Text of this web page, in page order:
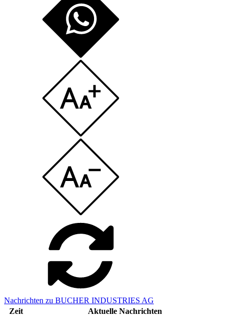
Nachrichten zu BUCHER INDUSTRIES AG
Zeit
Aktuelle Nachrichten